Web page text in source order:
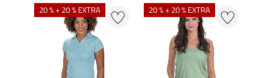
20 % + 20 % EXTRA 20 % + 20 % EXTRA